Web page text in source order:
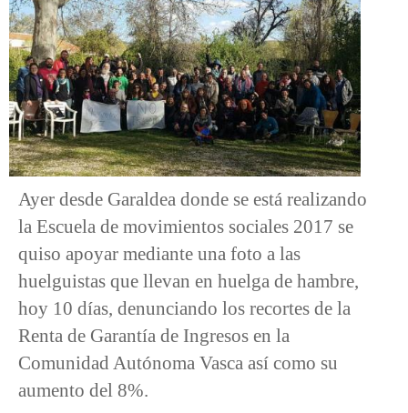
Ayer desde Garaldea donde se está realizando
la Escuela de movimientos sociales 2017 se
quiso apoyar mediante una foto a las
huelguistas que llevan en huelga de hambre,
hoy 10 días, denunciando los recortes de la
Renta de Garantía de Ingresos en la
Comunidad Autónoma Vasca así como su
aumento del 8%.